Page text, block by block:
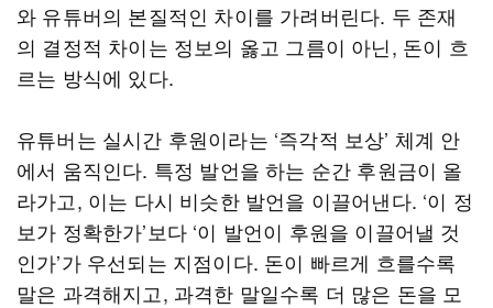
와 유튜버의 본질적인 차이를 가려버린다. 두 존재
의 결정적 차이는 정보의 옳고 그름이 아닌, 돈이 흐
르는 방식에 있다.
유튜버는 실시간 후원이라는 ‘즉각적 보상’ 체계 안
에서 움직인다. 특정 발언을 하는 순간 후원금이 올
라가고, 이는 다시 비슷한 발언을 이끌어낸다. ‘이 정
보가 정확한가’보다 ‘이 발언이 후원을 이끌어낼 것
인가’가 우선되는 지점이다. 돈이 빠르게 흐를수록
말은 과격해지고, 과격한 말일수록 더 많은 돈을 모